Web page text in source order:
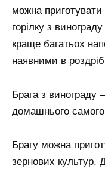
можна приготувати
горілку з
краще багатьох
наявними в
Брага з винограду
домашнього
Брагу можна
зернових культур.